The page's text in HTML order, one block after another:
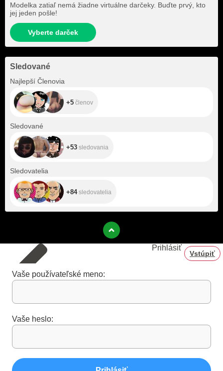
Modelka zatiaľ nemá žiadne virtuálne darčeky. Buďte prvý, kto
jej jeden pošle!
Vyberte darček
Sledované
Najlepší Členovia
+5 členov
Sledované
+53 sledovania
Sledovatelia
+84sledovatelia
Prihlásiť
Vstúpiť
Vaše používateľské meno:
Vaše heslo: